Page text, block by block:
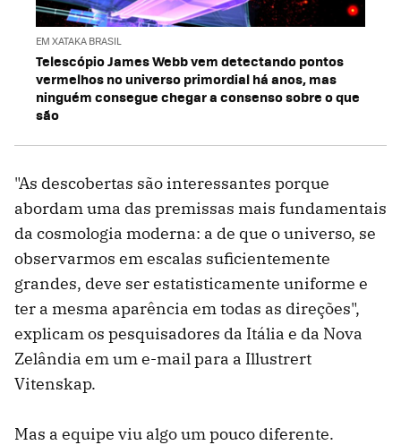
EM XATAKA BRASIL
Telescópio James Webb vem detectando pontos
vermelhos no universo primordial há anos, mas
ninguém consegue chegar a consenso sobre o que
são
"As descobertas são interessantes porque
abordam uma das premissas mais fundamentais
da cosmologia moderna: a de que o universo, se
observarmos em escalas suficientemente
grandes, deve ser estatisticamente uniforme e
ter a mesma aparência em todas as direções",
explicam os pesquisadores da Itália e da Nova
Zelândia em um e-mail para a Illustrert
Vitenskap.
Mas a equipe viu algo um pouco diferente.